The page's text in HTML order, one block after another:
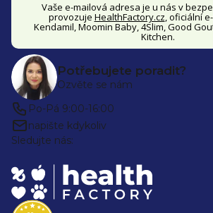
Vaše e-mailová adresa je u nás v
provozuje HealthFactory.cz, oficiální
Kendamil, Moomin Baby, 4Slim, Good
Kitchen.
Potřebujete poradit?
Ozvěte se nám
Po-Pá 9:00-16:00
napište kdykoliv
Sledujte nás: